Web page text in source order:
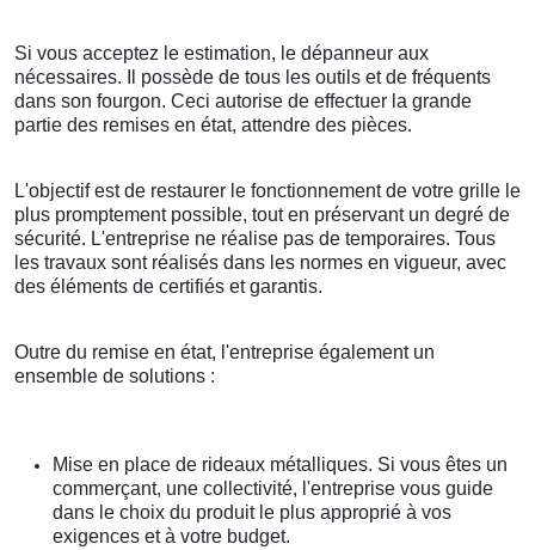
Si vous acceptez le estimation, le dépanneur aux
nécessaires. Il possède de tous les outils et de fréquents
dans son fourgon. Ceci autorise de effectuer la grande
partie des remises en état, attendre des pièces.
L'objectif est de restaurer le fonctionnement de votre grille le
plus promptement possible, tout en préservant un degré de
sécurité. L'entreprise ne réalise pas de temporaires. Tous
les travaux sont réalisés dans les normes en vigueur, avec
des éléments de certifiés et garantis.
Outre du remise en état, l'entreprise également un
ensemble de solutions :
Mise en place de rideaux métalliques. Si vous êtes un
commerçant, une collectivité, l'entreprise vous guide
dans le choix du produit le plus approprié à vos
exigences et à votre budget.